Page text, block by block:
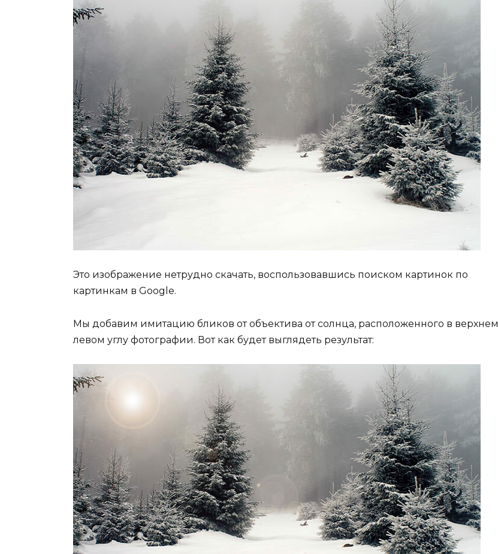
Это изображение нетрудно скачать, воспользовавшись поиском картинок по
картинкам в Google.
Мы добавим имитацию бликов от объектива от солнца, расположенного в верхнем
левом углу фотографии. Вот как будет выглядеть результат: